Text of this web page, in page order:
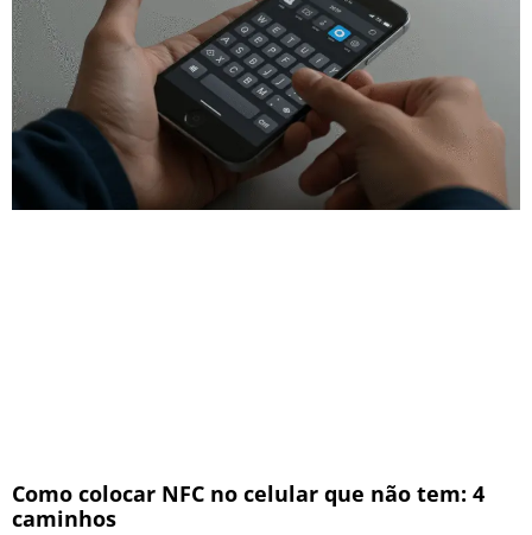
Como colocar NFC no celular que não tem: 4
caminhos